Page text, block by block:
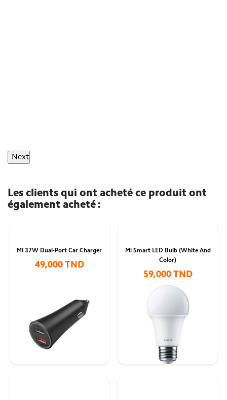
Next
Les clients qui ont acheté ce produit ont
également acheté :
Mi 37W Dual-Port Car Charger
49,000 TND
Mi Smart LED Bulb (White And
Color)
59,000 TND